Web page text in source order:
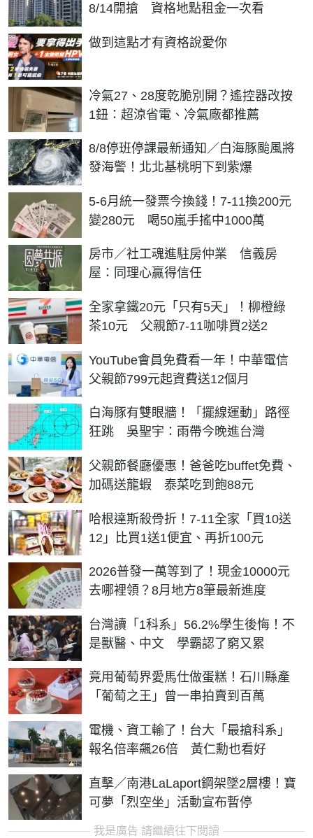
8/14開搶 資格地點租金一次看
做到這點才有資格說愛你
PR
冷氣27、28度乾脆別開？遙控器改按
1鈕：超涼省電、冷氣廠都推薦
8/8停班停課最新通知／白海豚颱風將
發海警！北北基桃明下到紫爆
5-6月統一發票今換錢！7-11換200元
變280元 喝50嵐手搖中1000萬
房市／社工魂進駐房仲業 信義房
屋：同理心贏得信任
全家拿鐵20元「只有5天」！柳橙綠
茶10元 父親節7-11咖啡買2送2
YouTube會員免費看一年！中華電信
父親節799元起資費送12個月
白海豚有雙眼牆！「擺線運動」路徑
狂跳 吳聖宇：雨帶今晚進台灣
父親節餐廳優惠！爸爸吃buffet免費、
加碼送龍蝦 泰菜吃到飽88元
哈根達斯殺骨折！7-11全家「買10送
12」比買1送1便宜、再折100元
2026普發一萬等到了！現金10000元
去哪裡領？8月地方8筆最新進度
台灣讀「1科系」56.2%學生後悔！不
是獸醫、中文 學霸認了窮又累
竟用葡萄界愛馬仕做蛋糕！石川縣產
「葡萄之王」曾一串拍賣到百萬
電機、資工輸了！台大「最搶科系」
報名倍率飆26倍 黃仁勳也看好
直擊／南港LaLaport鋼架墜2層樓！寶
可夢「烈空坐」活動宣布暫停
我是廣告 請繼續往下閱讀